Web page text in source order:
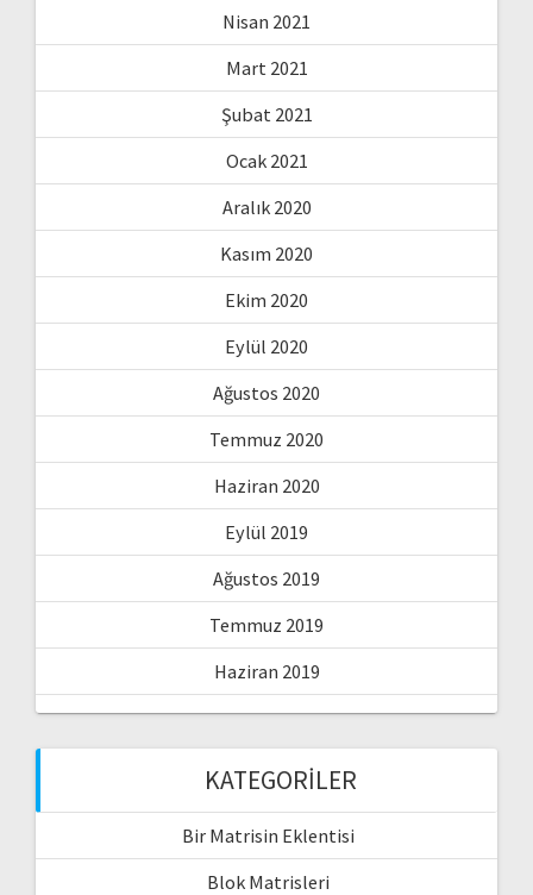
Nisan 2021
Mart 2021
Şubat 2021
Ocak 2021
Aralık 2020
Kasım 2020
Ekim 2020
Eylül 2020
Ağustos 2020
Temmuz 2020
Haziran 2020
Eylül 2019
Ağustos 2019
Temmuz 2019
Haziran 2019
KATEGORILER
Bir Matrisin Eklentisi
Blok Matrisleri